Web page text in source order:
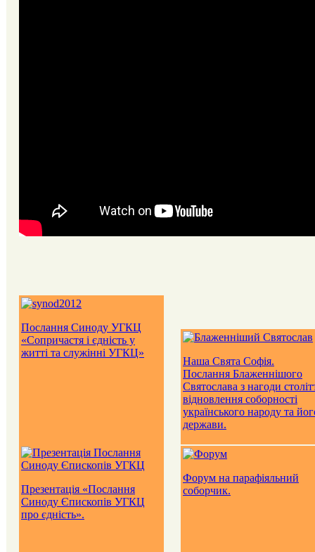
Послання Синоду УГКЦ
«Сопричастя і єдність у
житті та служінні УГКЦ»
Наша Свята Софія.
Послання Блаженнішого
Святослава з нагоди
відновлення соборності
українського народу та
держави.
Презентація «Послання
Синоду Єпископів УГКЦ
про єдність».
Форум на парафіяльний
соборчик.